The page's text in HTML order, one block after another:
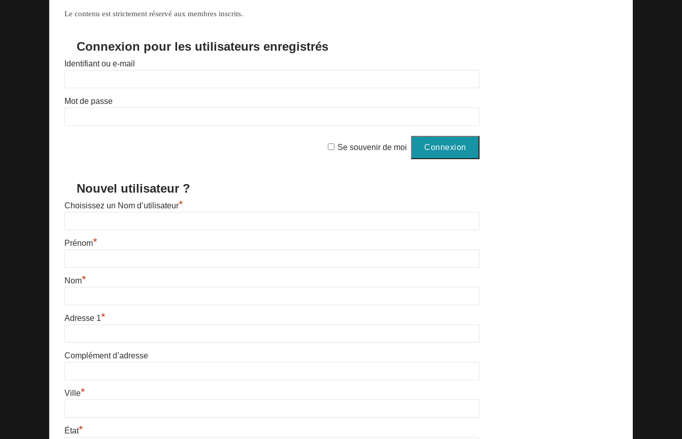
Le contenu est strictement réservé aux membres inscrits.
Connexion pour les utilisateurs enregistrés
Identifiant ou e-mail
Mot de passe
Se souvenir de moi
Nouvel utilisateur ?
Choisissez un Nom d’utilisateur*
Prénom*
Nom*
Adresse 1*
Complément d’adresse
Ville*
État*